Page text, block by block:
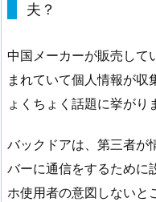
夫？
中国メーカーが販売して
まれていて個人情報が収
ょくちょく話題に挙がり
バックドアは、第三者が
バーに通信をするために
ホ使用者の意図しないと